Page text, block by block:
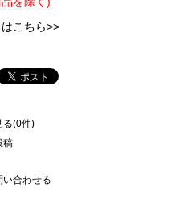
こちら>>
る(0件)
稿
い合わせる